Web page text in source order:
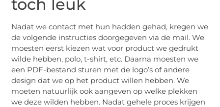
toch leuk
Nadat we contact met hun hadden gehad, kregen we
de volgende instructies doorgegeven via de mail. We
moesten eerst kiezen wat voor product we gedrukt
wilde hebben, polo, t-shirt, etc. Daarna moesten we
een PDF-bestand sturen met de logo’s of andere
design dat we op het product willen hebben. We
moeten natuurlijk ook aangeven op welke plekken
we deze wilden hebben. Nadat gehele proces krijgen